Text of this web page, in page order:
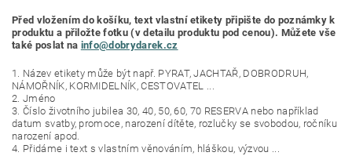
Před vložením do košíku, text vlastní etikety připište do poznámky k
produktu a přiložte fotku (v detailu produktu pod cenou). Můžete vše
také poslat na info@dobrydarek.cz
1. Název etikety může být např. PYRAT, JACHTAŘ, DOBRODRUH,
NÁMOŘNÍK, KORMIDELNÍK, CESTOVATEL ...
2. Jméno
3. Číslo životního jubilea 30, 40, 50, 60, 70 RESERVA nebo například
datum svatby, promoce, narození dítěte, rozlučky se svobodou, ročníku
narození apod.
4. Přidáme i text s vlastním věnováním, hláškou, výzvou ...